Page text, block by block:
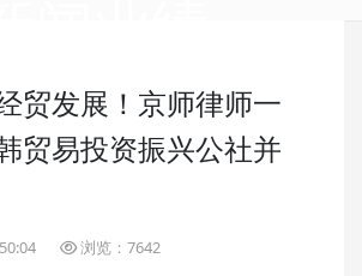
线：4001-666-001
贸发展！京师律师一
贸易投资振兴公社并
浏览：7642